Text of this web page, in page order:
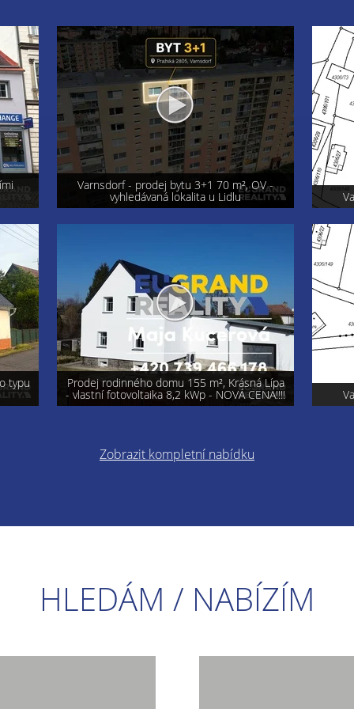
-
Lípa
Varnsdorf - prodej pozemku 800 m²
Varnsdorf - prodej pozemku 740 m²
Zobrazit kompletní nabídku
HLEDÁM / NABÍZÍM